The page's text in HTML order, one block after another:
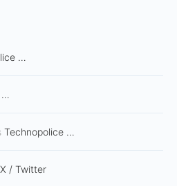
…
…
Technopolice …
/ Twitter